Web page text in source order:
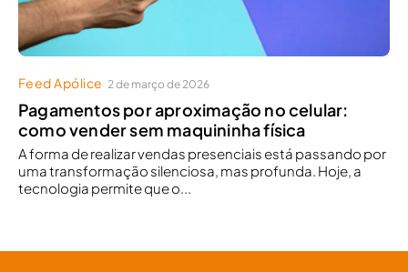
Feed Apólice 2 de março de 2026
Pagamentos por aproximação no celular:
como vender sem maquininha física
A forma de realizar vendas presenciais está passando por
uma transformação silenciosa, mas profunda. Hoje, a
tecnologia permite que o...